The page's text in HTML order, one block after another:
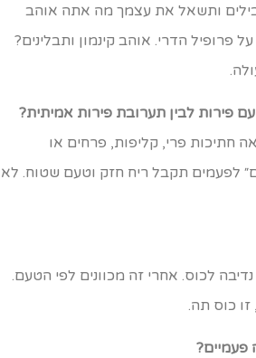
ותשאל את עצמך מה אתה אוהב
הדרי. אוהב קינמון ותבלינים?
לבין תערובת פירות אמיתית?
פרי, קליפות, פרחים או
לפעמים תקבל ריח חזק וטעם שטוח. לא
לכוס. אחרי זה מכוונים לפי הטעם.
כוס תה.